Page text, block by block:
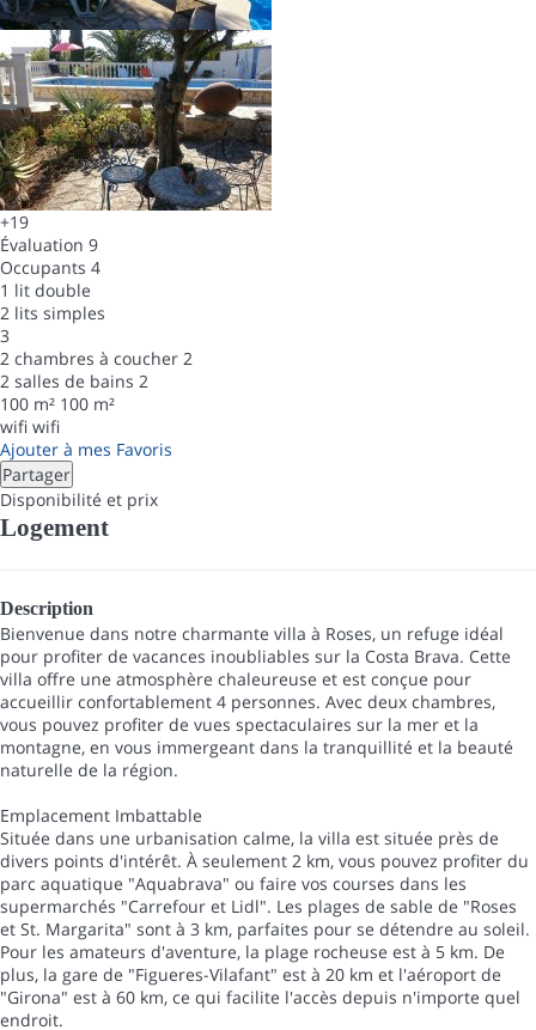
+19
Évaluation 9
Occupants 4
1 lit double
2 lits simples
3
2 chambres à coucher 2
2 salles de bains 2
100 m² 100 m²
wifi wifi
Ajouter à mes Favoris
Partager
Disponibilité et prix
Logement
Description
Bienvenue dans notre charmante villa à Roses, un refuge idéal
pour profiter de vacances inoubliables sur la Costa Brava. Cette
villa offre une atmosphère chaleureuse et est conçue pour
accueillir confortablement 4 personnes. Avec deux chambres,
vous pouvez profiter de vues spectaculaires sur la mer et la
montagne, en vous immergeant dans la tranquillité et la beauté
naturelle de la région.
Emplacement Imbattable
Située dans une urbanisation calme, la villa est située près de
divers points d'intérêt. À seulement 2 km, vous pouvez profiter du
parc aquatique "Aquabrava" ou faire vos courses dans les
supermarchés "Carrefour et Lidl". Les plages de sable de "Roses
et St. Margarita" sont à 3 km, parfaites pour se détendre au soleil.
Pour les amateurs d'aventure, la plage rocheuse est à 5 km. De
plus, la gare de "Figueres-Vilafant" est à 20 km et l'aéroport de
"Girona" est à 60 km, ce qui facilite l'accès depuis n'importe quel
endroit.